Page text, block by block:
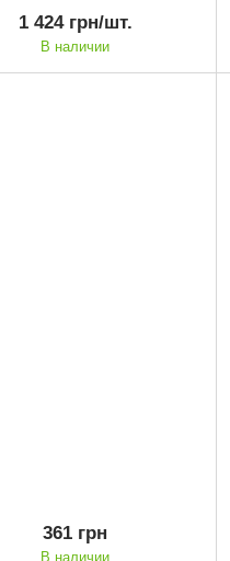
1 424 грн/шт.
В наличии
361 грн
В наличии